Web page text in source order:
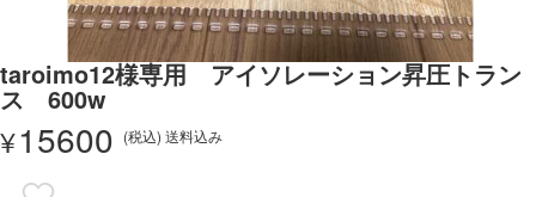
taroimo12様専用 アイソレーション昇圧トラン
ス 600w
¥15600 (税込) 送料込み